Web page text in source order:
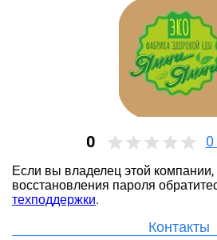
0 0
Если вы владелец этой компании,
восстановления пароля
техподдержки.
Контакты